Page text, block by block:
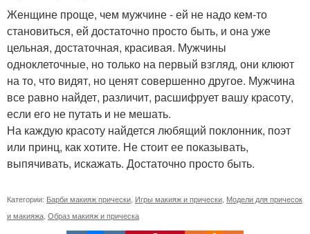
Женщине проще, чем мужчине - ей не надо кем-то
становиться, ей достаточно просто быть, и она уже
цельная, достаточная, красивая. Мужчины
одноклеточные, но только на первый взгляд, они клюют
на то, что видят, но ценят совершенно другое. Мужчина
все равно найдет, различит, расшифрует вашу красоту,
если его не путать и не мешать.
На каждую красоту найдется любящий поклонник, поэт
или принц, как хотите. Не стоит ее показывать,
выпячивать, искажать. Достаточно просто быть.
Категории: Барби макияж прически Игры макияж и прически Модели для причесок
и макияжа Образ макияж и прическа